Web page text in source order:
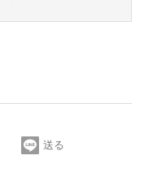
送る